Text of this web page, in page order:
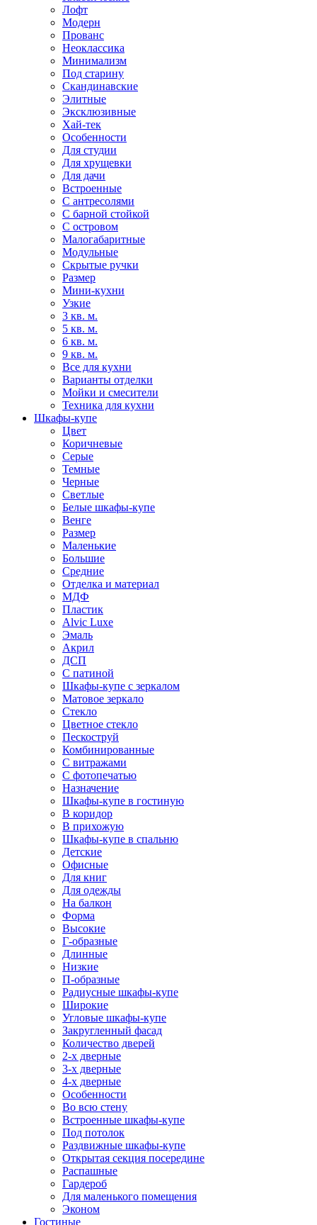
Лофт
Модерн
Прованс
Неоклассика
Минимализм
Под старину
Скандинавские
Элитные
Эксклюзивные
Хай-тек
Особенности
Для студии
Для хрущевки
Для дачи
Встроенные
С антресолями
С барной стойкой
С островом
Малогабаритные
Модульные
Скрытые ручки
Размер
Мини-кухни
Узкие
3 кв. м.
5 кв. м.
6 кв. м.
9 кв. м.
Все для кухни
Варианты отделки
Мойки и смесители
Техника для кухни
Шкафы-купе
Цвет
Коричневые
Серые
Темные
Черные
Светлые
Белые шкафы-купе
Венге
Размер
Маленькие
Большие
Средние
Отделка и материал
МДФ
Пластик
Alvic Luxe
Эмаль
Акрил
ДСП
С патиной
Шкафы-купе с зеркалом
Матовое зеркало
Стекло
Цветное стекло
Пескоструй
Комбинированные
С витражами
С фотопечатью
Назначение
Шкафы-купе в гостиную
В коридор
В прихожую
Шкафы-купе в спальню
Детские
Офисные
Для книг
Для одежды
На балкон
Форма
Высокие
Г-образные
Длинные
Низкие
П-образные
Радиусные шкафы-купе
Широкие
Угловые шкафы-купе
Закругленный фасад
Количество дверей
2-х дверные
3-х дверные
4-х дверные
Особенности
Во всю стену
Встроенные шкафы-купе
Под потолок
Раздвижные шкафы-купе
Открытая секция посередине
Распашные
Гардероб
Для маленького помещения
Эконом
Гостиные